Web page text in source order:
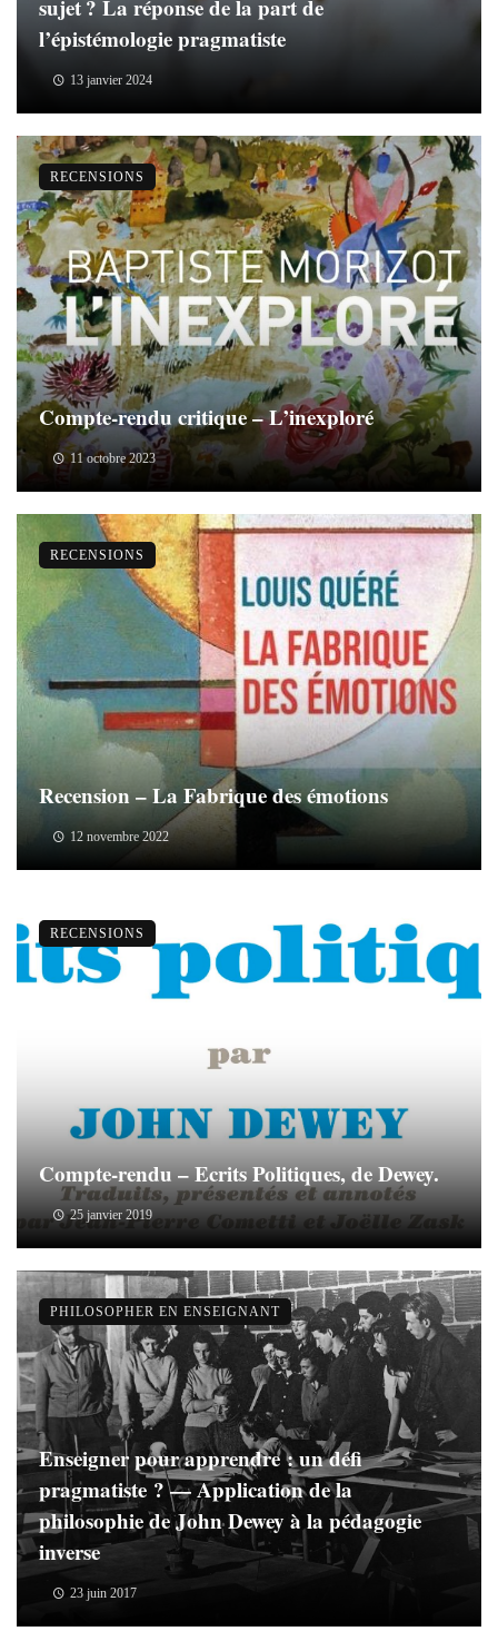
sujet ? La réponse de la part de
l’épistémologie pragmatiste
13 janvier 2024
Compte-rendu critique – L’inexploré
11 octobre 2023
RECENSIONS
Recension – La Fabrique des émotions
12 novembre 2022
RECENSIONS
Compte-rendu – Ecrits Politiques, de Dewey.
25 janvier 2019
RECENSIONS
Enseigner pour apprendre : un défi
pragmatiste ? — Application de la
philosophie de John Dewey à la pédagogie
inverse
23 juin 2017
PHILOSOPHER EN ENSEIGNANT